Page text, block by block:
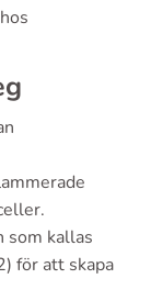
kallas
för att skapa